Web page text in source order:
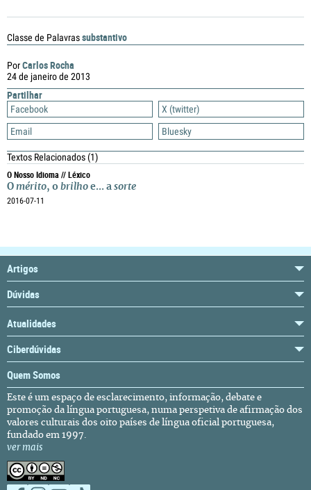
PorCarlos Rocha
24 de janeiro de 2013
Partilhar
Facebook
X (twitter)
Email
Bluesky
Textos Relacionados(1)
O Nosso Idioma // Léxico
O mérito, o brilho e... a sorte
2016-07-11
Classe de Palavrassubstantivo
Artigos
Dúvidas
Atualidades
Ciberdúvidas
Quem Somos
Este é um espaço de esclarecimento, informação, debate e
promoção da língua portuguesa, numa perspetiva de afirmação dos
valores culturais dos oito países de língua oficial portuguesa,
fundado em 1997.
ver mais